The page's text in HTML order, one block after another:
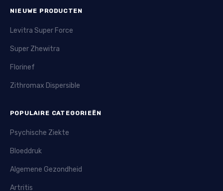
NIEUWE PRODUCTEN
Levitra Super Force
Super Zhewitra
Florinef
Zithromax Dispersible
POPULAIRE CATEGORIEËN
Psychische Ziekte
Bloeddruk
Algemene Gezondheid
Artritis